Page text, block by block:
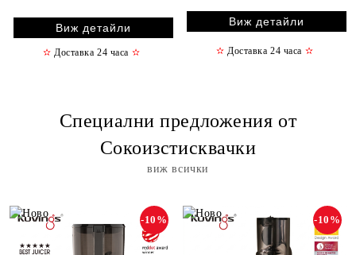
Виж детайли
✫ Доставка 24 часа ✫
Виж детайли
✫ Доставка 24 часа ✫
Специални предложения от
Сокоизстисквачки
виж всички
-10% -10%